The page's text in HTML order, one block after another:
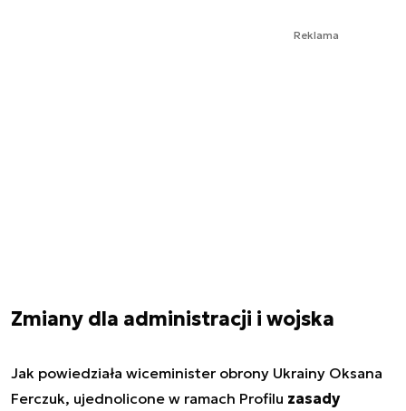
Reklama
Zmiany dla administracji i wojska
Jak powiedziała wiceminister obrony Ukrainy Oksana
Ferczuk, ujednolicone w ramach Profilu zasady